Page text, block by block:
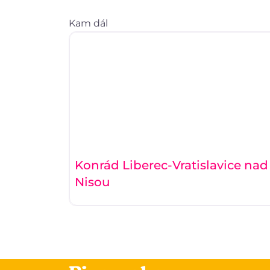
Kam dál
Konrád Liberec-Vratislavice nad
Nisou